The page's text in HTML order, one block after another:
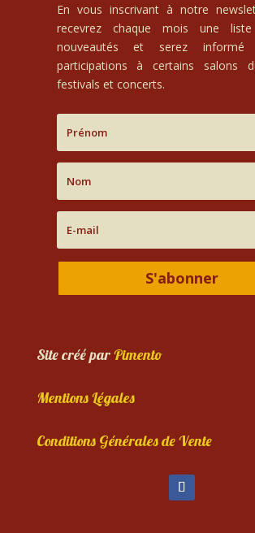
En vous inscrivant à notre
recevrez chaque mois une
nouveautés et serez
participations à certains salons
festivals et concerts.
S'abonner
Site créé parPimento
Mentions Légales
Conditions Générales de Vente